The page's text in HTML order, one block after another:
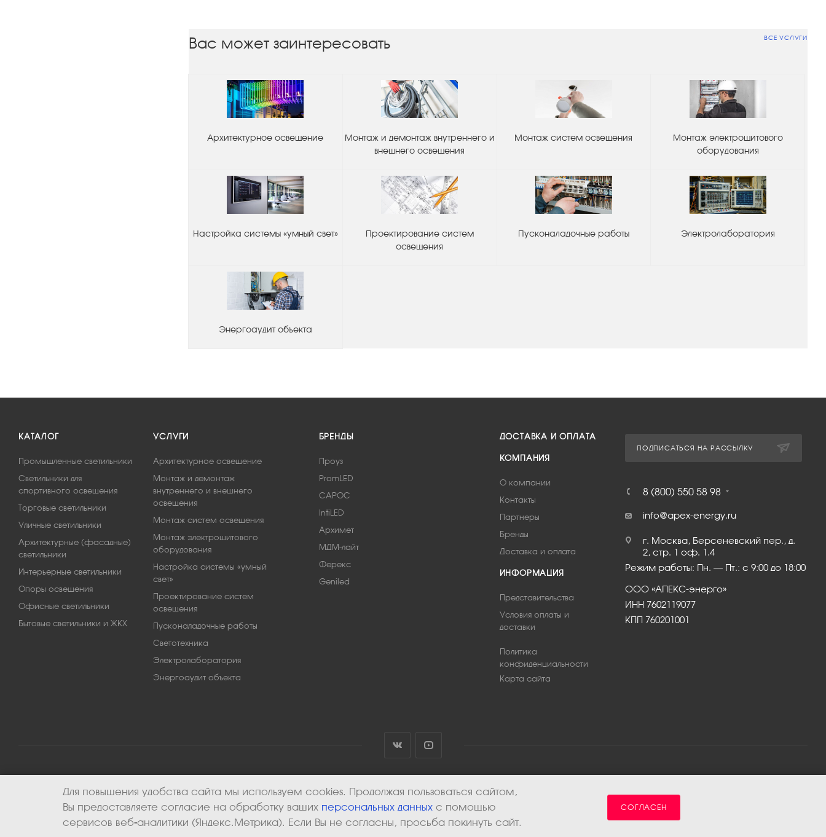
Вас может заинтересовать ВСЕ УСЛУГИ
Архитектурное освещение
Монтаж и демонтаж внутреннего и
внешнего освещения
Монтаж систем освещения
Монтаж электрощитового
оборудования
Настройка системы «умный свет»
Проектирование систем
освещения
Пусконаладочные работы Электролаборатория
Энергоаудит объекта
КАТАЛОГ
Промышленные светильники
Светильники для
спортивного освещения
Торговые светильники
Уличные светильники
Архитектурные (фасадные)
светильники
Интерьерные светильники
Опоры освещения
Офисные светильники
Бытовые светильники и ЖКХ
УСЛУГИ
Архитектурное освещение
Монтаж и демонтаж
внутреннего и внешнего
освещения
Монтаж систем освещения
Монтаж электрощитового
оборудования
Настройка системы «умный
свет»
Проектирование систем
освещения
Пусконаладочные работы
Светотехника
Электролаборатория
Энергоаудит объекта
БРЕНДЫ
Проуз
PromLED
САРОС
IntiLED
Архимет
МДМ-лайт
Ферекс
Geniled
ДОСТАВКА И ОПЛАТА
КОМПАНИЯ
О компании
Контакты
Партнеры
Бренды
Доставка и оплата
ИНФОРМАЦИЯ
Представительства
Условия оплаты и
доставки
Политика
конфиденциальности
Карта сайта
ПОДПИСАТЬСЯ НА РАССЫЛКУ
8 (800) 550 58 98
info@apex-energy.ru
г. Москва, Берсеневский пер., д.
2, стр. 1 оф. 1.4
Режим работы: Пн. – Пт.: с 9:00 до 18:00
ООО «АПЕКС-энерго»
ИНН 7602119077
КПП 760201001
2026 © ООО «Апекс-энерго». Все права защищены.
Для повышения удобства сайта мы используем cookies. Продолжая пользоваться сайтом,
Вы предоставляете согласие на обработку ваших персональных данных с помощью
сервисов веб-аналитики (Яндекс.Метрика). Если Вы не согласны, просьба покинуть сайт.
СОГЛАСЕН